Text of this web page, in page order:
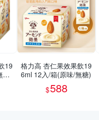
19
)
格力高 杏仁果效果飲19
6ml 12入/箱(原味/無糖)
$588